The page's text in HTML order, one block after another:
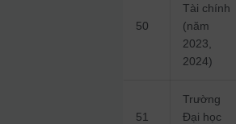
50
Tài chính
(năm
2023,
2024)
51
Trường
Đại học